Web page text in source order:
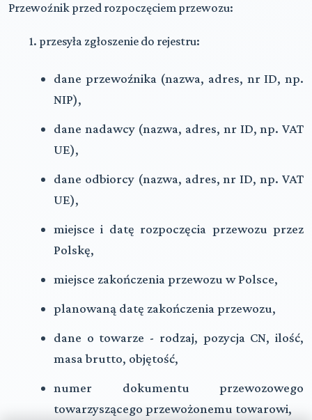
Przewoźnik przed rozpoczęciem przewozu:
1. przesyła zgłoszenie do rejestru:
dane przewoźnika (nazwa, adres, nr ID, np.
NIP),
dane nadawcy (nazwa, adres, nr ID, np. VAT
UE),
dane odbiorcy (nazwa, adres, nr ID, np. VAT
UE),
miejsce i datę rozpoczęcia przewozu przez
Polskę,
miejsce zakończenia przewozu w Polsce,
planowaną datę zakończenia przewozu,
dane o towarze - rodzaj, pozycja CN, ilość,
masa brutto, objętość,
numer dokumentu przewozowego
towarzyszącego przewożonemu towarowi,